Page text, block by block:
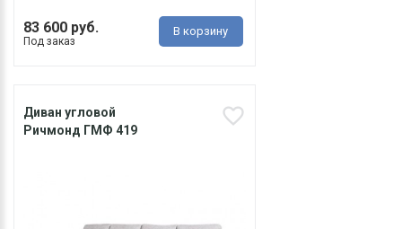
83 600 руб.
Под заказ
В корзину
Диван угловой
Ричмонд ГМФ 419